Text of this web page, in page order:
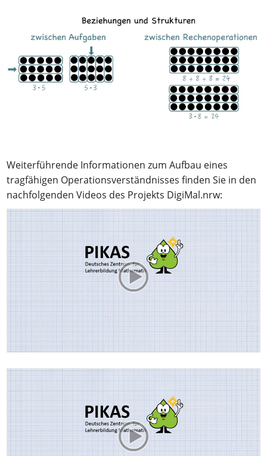
Weiterführende Informationen zum Aufbau eines
tragfähigen Operationsverständnisses finden Sie in den
nachfolgenden Videos des Projekts DigiMal.nrw: